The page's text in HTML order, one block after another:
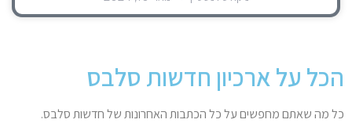
הכל על ארכיון חדשות סלבס
כל מה שאתם מחפשים על כל הכתבות האחרונות של חדשות סלבס.